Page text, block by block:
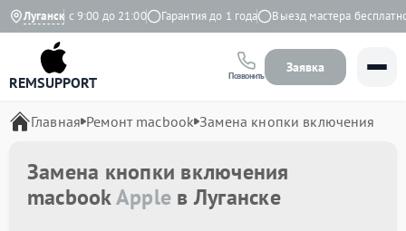
Луганскс 9:00 до 21:00 Гарантия до 1 года Выезд мастера бесплатно
REMSUPPORT Позвонить
Заявка
Главная Ремонт macbook Замена кнопки включения
Замена кнопки включения
macbookApple в Луганске